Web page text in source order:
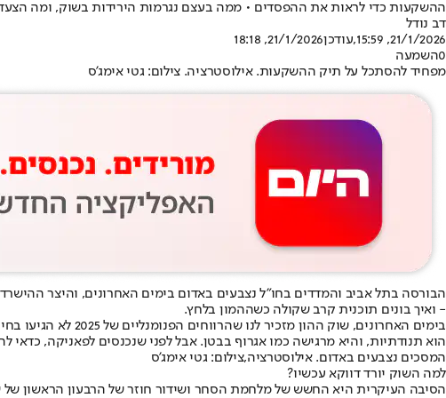
ההשקעות כדי לראות את ההפסדים • ממה בעצם נגרמות הירידות בשוק, ומה
דב נודל
21/1/2026, 15:59
,עודכן21/1/2026, 18:18
0השמעה
מפחיד להסתכל על תיק ההשקעות. אילוסטרציה. צילום: גטי אימג'ס
הבורסה בתל אביב והמדדים בחו"ל נצבעים באדום בימים האחרונים, והיצר
- ואיך בונים תוכנית קרב שקולה כשההמון בלחץ.
הוא תנודתיות, והיא מרגישה כמו אגרוף בבטן. אבל לפני שנכנסים לפאניקה,
המסכים נצבעים באדום. אילוסטרציה,צילום: גטי אימג'ס
למה השוק יורד דווקא עכשיו?
הסיבה העיקרית היא החשש של מלחמת הסחר ושידור חוזר של הרבעון הראשון של שנת 2025, כאשר שוק ההון ירד בכ-20% בגלל ההצהרות של טראמפ. הפעם על הפרק סוגית השליטה בגרינלנד וכמובן